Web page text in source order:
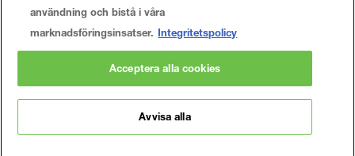
Den här webbplatsen är för konsumenter i USA. Cookies och relaterad teknik
MANUFACTURER/RESPONSIBLE PERSON:
Maybelline New York
användning och bistå i våra
marknadsföringsinsatser. Integritetspolicy
Avvisa alla
Acceptera alla cookies